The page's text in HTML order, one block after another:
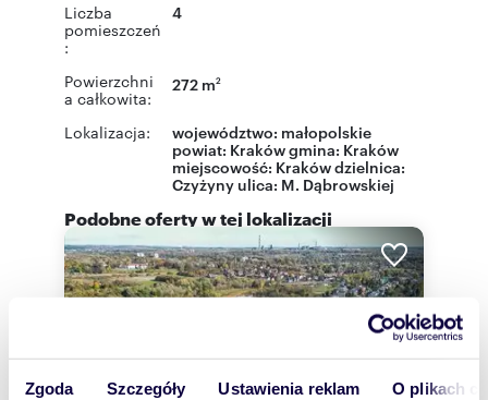
Zgoda Szczegóły Ustawienia reklam O plikach
Liczba
pomieszczeń
:
4
Powierzchni
a całkowita:
272 m2
Lokalizacja: województwo: małopolskie
powiat: Krakówgmina: Kraków
miejscowość: Krakówdzielnica:
Czyżyny ulica: M. Dąbrowskiej
Podobne oferty w tej lokalizacji